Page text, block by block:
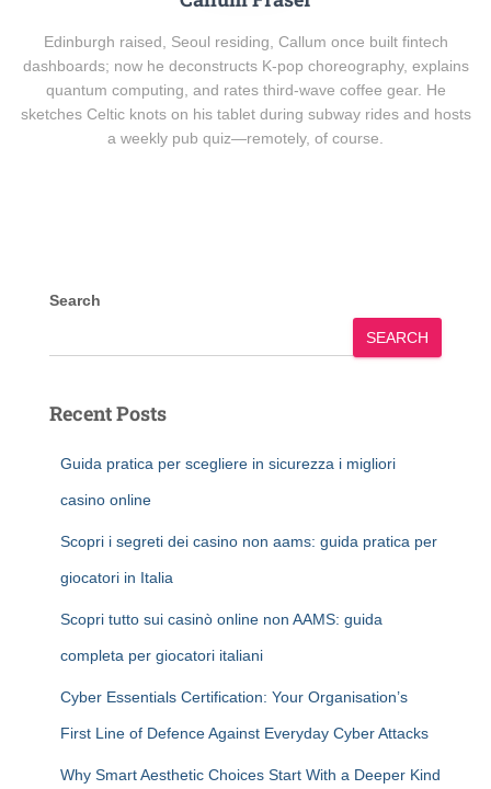
Edinburgh raised, Seoul residing, Callum once built fintech
dashboards; now he deconstructs K-pop choreography, explains
quantum computing, and rates third-wave coffee gear. He
sketches Celtic knots on his tablet during subway rides and hosts
a weekly pub quiz—remotely, of course.
Search
SEARCH
Recent Posts
Guida pratica per scegliere in sicurezza i migliori
casino online
Scopri i segreti dei casino non aams: guida pratica per
giocatori in Italia
Scopri tutto sui casinò online non AAMS: guida
completa per giocatori italiani
Cyber Essentials Certification: Your Organisation’s
First Line of Defence Against Everyday Cyber Attacks
Why Smart Aesthetic Choices Start With a Deeper Kind